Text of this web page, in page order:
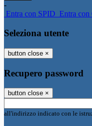
-
Entra con SPID Entra con
Seleziona utente
button close ×
Recupero password
button close ×
all'indirizzo indicato con le